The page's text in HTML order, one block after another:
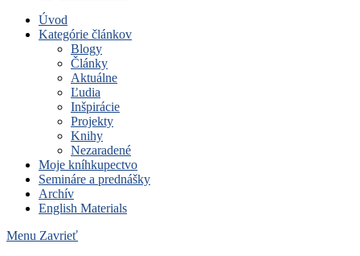
Úvod
Kategórie článkov
Blogy
Články
Aktuálne
Ľudia
Inšpirácie
Projekty
Knihy
Nezaradené
Moje kníhkupectvo
Semináre a prednášky
Archív
English Materials
Menu Zavrieť